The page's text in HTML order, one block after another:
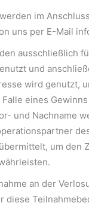
im
uns per E-Mail
ausschließlich
und
wird genutzt,
eines
und Nachname
um den
an der
diese